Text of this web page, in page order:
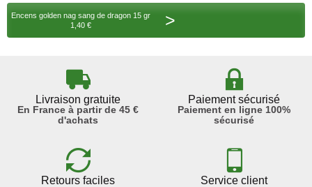
Encens golden nag sang de dragon 15 gr
1,40 €
>
Livraison gratuite
En France à partir de 45 €
d'achats
Paiement sécurisé
Paiement en ligne 100%
sécurisé
Retours faciles Service client